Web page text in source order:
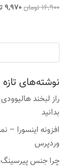
16,900تومانقیمت
بود.
9,970
نوشته‌های تازه
راز لبخند
بدانید
افزونه اینسورا –
وردپرس
چرا جنس پیرسینگ